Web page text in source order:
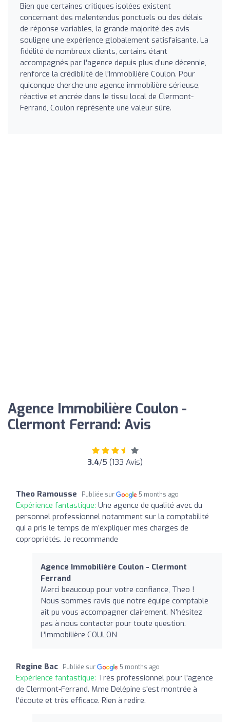
Bien que certaines critiques isolées existent
concernant des malentendus ponctuels ou des délais
de réponse variables, la grande majorité des avis
souligne une expérience globalement satisfaisante. La
fidélité de nombreux clients, certains étant
accompagnés par l'agence depuis plus d'une décennie,
renforce la crédibilité de l'Immobilière Coulon. Pour
quiconque cherche une agence immobilière sérieuse,
réactive et ancrée dans le tissu local de Clermont-
Ferrand, Coulon représente une valeur sûre.
Agence Immobilière Coulon -
Clermont Ferrand: Avis
3.4/5 (133 Avis)
Theo Ramousse Publiée sur 5 months ago
Expérience fantastique: Une agence de qualité avec du
personnel professionnel notamment sur la comptabilité
qui a pris le temps de m’expliquer mes charges de
copropriétés. Je recommande
Agence Immobilière Coulon - Clermont
Ferrand
Merci beaucoup pour votre confiance, Theo !
Nous sommes ravis que notre équipe comptable
ait pu vous accompagner clairement. N’hésitez
pas à nous contacter pour toute question.
L'Immobilière COULON
Regine Bac Publiée sur 5 months ago
Expérience fantastique: Très professionnel pour l'agence
de Clermont-Ferrand. Mme Delépine s'est montrée à
l'écoute et très efficace. Rien à redire.